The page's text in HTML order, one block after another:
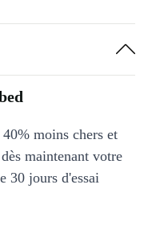
moins chers et
maintenant votre
30 jours d'essai